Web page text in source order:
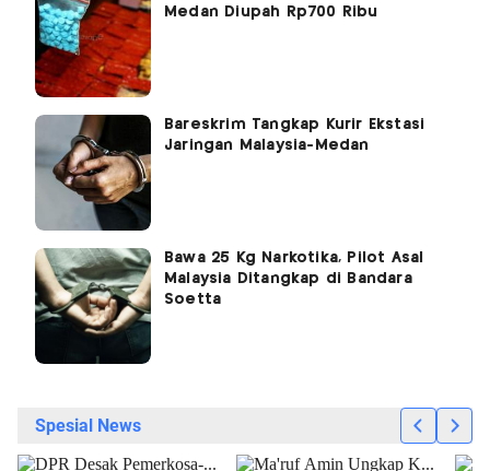
Medan Diupah Rp700 Ribu
Bareskrim Tangkap Kurir Ekstasi
Jaringan Malaysia-Medan
Bawa 25 Kg Narkotika, Pilot Asal
Malaysia Ditangkap di Bandara
Soetta